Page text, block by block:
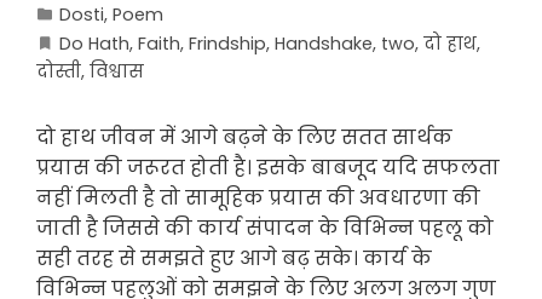
Dosti, Poem
Do Hath, Faith, Frindship, Handshake, two, दो हाथ,
दोस्ती, विश्वास
दो हाथ जीवन में आगे बढ़ने के लिए सतत सार्थक
प्रयास की जरूरत होती है। इसके बाबजूद यदि सफलता
नहीं मिलती है तो सामूहिक प्रयास की अवधारणा की
जाती है जिससे की कार्य संपादन के विभिन्न पहलू को
सही तरह से समझते हुए आगे बढ़ सके। कार्य के
विभिन्न पहलुओं को समझने के लिए अलग अलग गुण